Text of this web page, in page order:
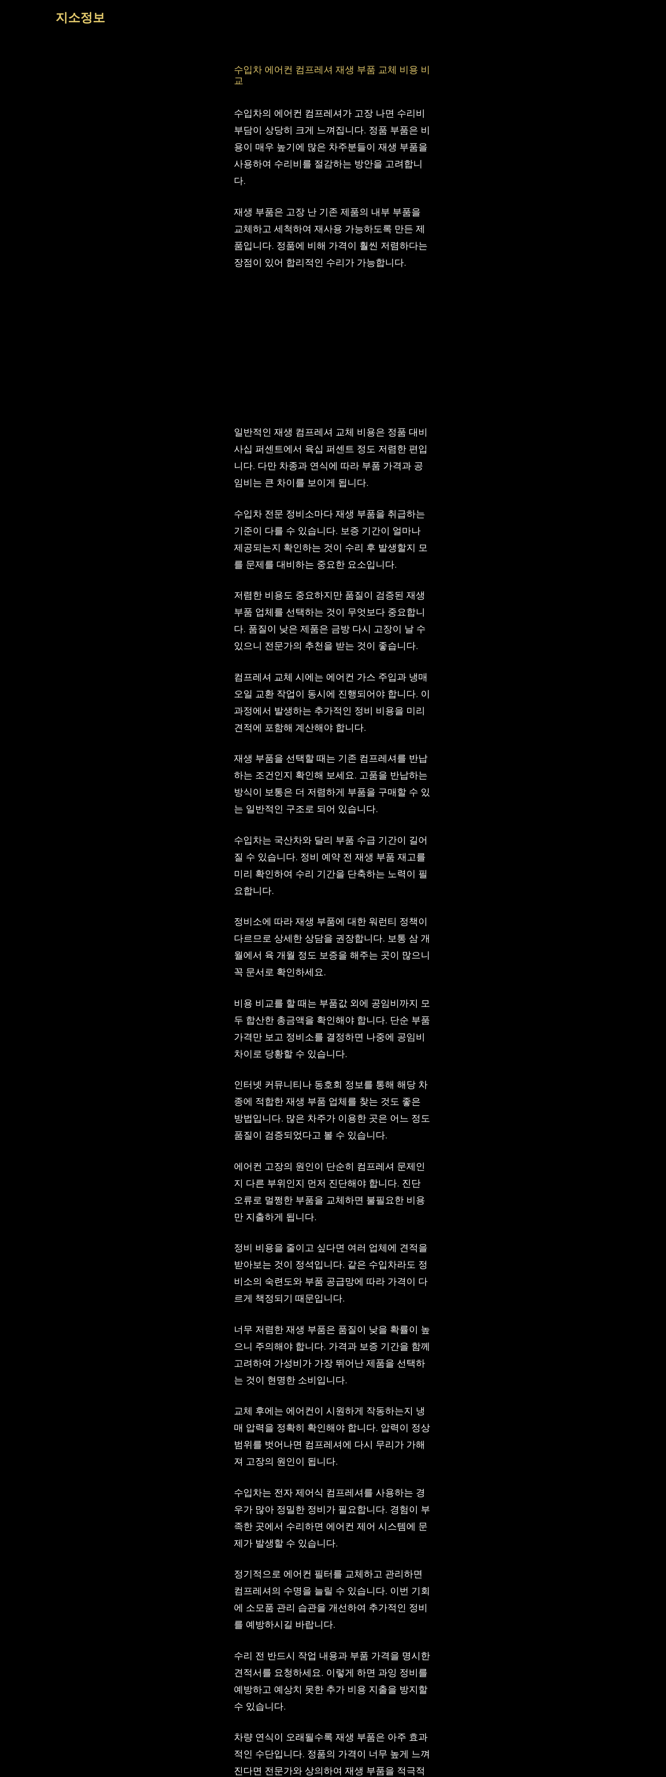
지소정보
수입차 에어컨 컴프레셔 재생 부품 교체 비용 비
교
수입차의 에어컨 컴프레셔가 고장 나면 수리비
부담이 상당히 크게 느껴집니다. 정품 부품은 비
용이 매우 높기에 많은 차주분들이 재생 부품을
사용하여 수리비를 절감하는 방안을 고려합니
다.
재생 부품은 고장 난 기존 제품의 내부 부품을
교체하고 세척하여 재사용 가능하도록 만든 제
품입니다. 정품에 비해 가격이 훨씬 저렴하다는
장점이 있어 합리적인 수리가 가능합니다.
일반적인 재생 컴프레셔 교체 비용은 정품 대비
사십 퍼센트에서 육십 퍼센트 정도 저렴한 편입
니다. 다만 차종과 연식에 따라 부품 가격과 공
임비는 큰 차이를 보이게 됩니다.
수입차 전문 정비소마다 재생 부품을 취급하는
기준이 다를 수 있습니다. 보증 기간이 얼마나
제공되는지 확인하는 것이 수리 후 발생할지 모
를 문제를 대비하는 중요한 요소입니다.
저렴한 비용도 중요하지만 품질이 검증된 재생
부품 업체를 선택하는 것이 무엇보다 중요합니
다. 품질이 낮은 제품은 금방 다시 고장이 날 수
있으니 전문가의 추천을 받는 것이 좋습니다.
컴프레셔 교체 시에는 에어컨 가스 주입과 냉매
오일 교환 작업이 동시에 진행되어야 합니다. 이
과정에서 발생하는 추가적인 정비 비용을 미리
견적에 포함해 계산해야 합니다.
재생 부품을 선택할 때는 기존 컴프레셔를 반납
하는 조건인지 확인해 보세요. 고품을 반납하는
방식이 보통은 더 저렴하게 부품을 구매할 수 있
는 일반적인 구조로 되어 있습니다.
수입차는 국산차와 달리 부품 수급 기간이 길어
질 수 있습니다. 정비 예약 전 재생 부품 재고를
미리 확인하여 수리 기간을 단축하는 노력이 필
요합니다.
정비소에 따라 재생 부품에 대한 워런티 정책이
다르므로 상세한 상담을 권장합니다. 보통 삼 개
월에서 육 개월 정도 보증을 해주는 곳이 많으니
꼭 문서로 확인하세요.
비용 비교를 할 때는 부품값 외에 공임비까지 모
두 합산한 총금액을 확인해야 합니다. 단순 부품
가격만 보고 정비소를 결정하면 나중에 공임비
차이로 당황할 수 있습니다.
인터넷 커뮤니티나 동호회 정보를 통해 해당 차
종에 적합한 재생 부품 업체를 찾는 것도 좋은
방법입니다. 많은 차주가 이용한 곳은 어느 정도
품질이 검증되었다고 볼 수 있습니다.
에어컨 고장의 원인이 단순히 컴프레셔 문제인
지 다른 부위인지 먼저 진단해야 합니다. 진단
오류로 멀쩡한 부품을 교체하면 불필요한 비용
만 지출하게 됩니다.
정비 비용을 줄이고 싶다면 여러 업체에 견적을
받아보는 것이 정석입니다. 같은 수입차라도 정
비소의 숙련도와 부품 공급망에 따라 가격이 다
르게 책정되기 때문입니다.
너무 저렴한 재생 부품은 품질이 낮을 확률이 높
으니 주의해야 합니다. 가격과 보증 기간을 함께
고려하여 가성비가 가장 뛰어난 제품을 선택하
는 것이 현명한 소비입니다.
교체 후에는 에어컨이 시원하게 작동하는지 냉
매 압력을 정확히 확인해야 합니다. 압력이 정상
범위를 벗어나면 컴프레셔에 다시 무리가 가해
져 고장의 원인이 됩니다.
수입차는 전자 제어식 컴프레셔를 사용하는 경
우가 많아 정밀한 정비가 필요합니다. 경험이 부
족한 곳에서 수리하면 에어컨 제어 시스템에 문
제가 발생할 수 있습니다.
정기적으로 에어컨 필터를 교체하고 관리하면
컴프레셔의 수명을 늘릴 수 있습니다. 이번 기회
에 소모품 관리 습관을 개선하여 추가적인 정비
를 예방하시길 바랍니다.
수리 전 반드시 작업 내용과 부품 가격을 명시한
견적서를 요청하세요. 이렇게 하면 과잉 정비를
예방하고 예상치 못한 추가 비용 지출을 방지할
수 있습니다.
차량 연식이 오래될수록 재생 부품은 아주 효과
적인 수단입니다. 정품의 가격이 너무 높게 느껴
진다면 전문가와 상의하여 재생 부품을 적극적